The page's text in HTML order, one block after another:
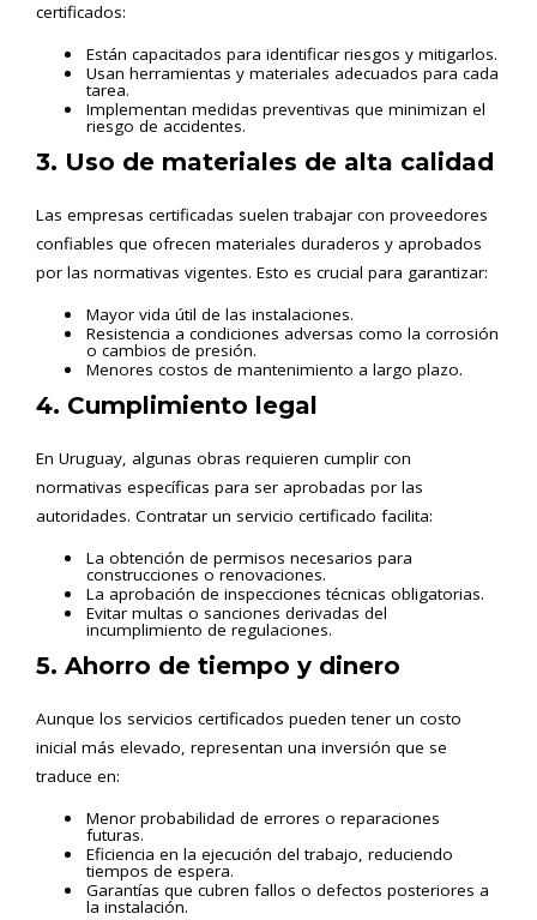
certificados:
Están capacitados para identificar riesgos y mitigarlos.
Usan herramientas y materiales adecuados para cada
tarea.
Implementan medidas preventivas que minimizan el
riesgo de accidentes.
3. Uso de materiales de alta calidad
Las empresas certificadas suelen trabajar con proveedores
confiables que ofrecen materiales duraderos y aprobados
por las normativas vigentes. Esto es crucial para garantizar:
Mayor vida útil de las instalaciones.
Resistencia a condiciones adversas como la corrosión
o cambios de presión.
Menores costos de mantenimiento a largo plazo.
4. Cumplimiento legal
En Uruguay, algunas obras requieren cumplir con
normativas específicas para ser aprobadas por las
autoridades. Contratar un servicio certificado facilita:
La obtención de permisos necesarios para
construcciones o renovaciones.
La aprobación de inspecciones técnicas obligatorias.
Evitar multas o sanciones derivadas del
incumplimiento de regulaciones.
5. Ahorro de tiempo y dinero
Aunque los servicios certificados pueden tener un costo
inicial más elevado, representan una inversión que se
traduce en:
Menor probabilidad de errores o reparaciones
futuras.
Eficiencia en la ejecución del trabajo, reduciendo
tiempos de espera.
Garantías que cubren fallos o defectos posteriores a
la instalación.